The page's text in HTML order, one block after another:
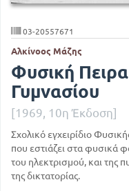
03-20557671
Αλκίνοος Μάζης
Φυσική
Γυμνασίου
[1969, 10η Έκδοση]
Σχολικό εγχειρίδιο
που εστιάζει στα φυσικά
του ηλεκτρισμού, και της
της δικτατορίας.